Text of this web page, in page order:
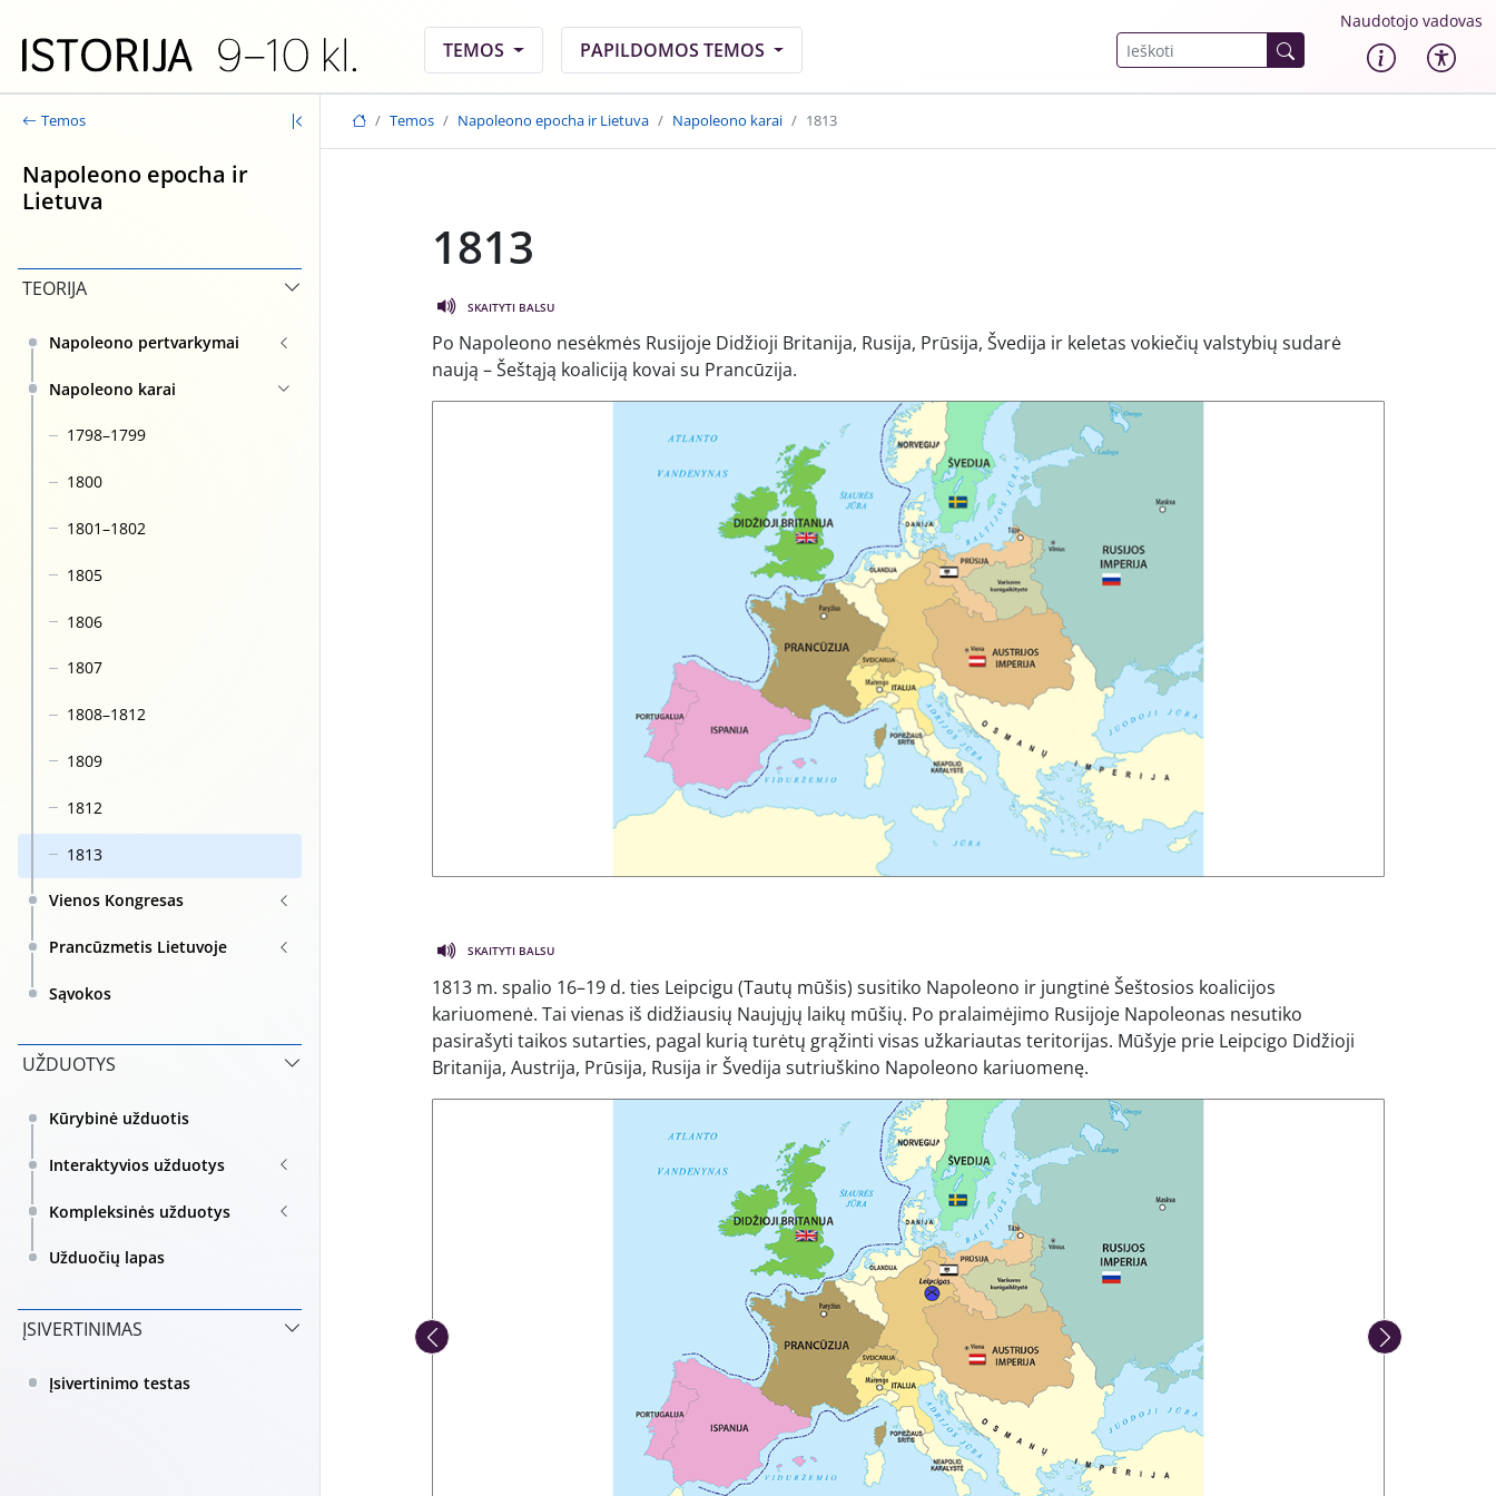
TEMOS
PAPILDOMOS TEMOS
Naudotojo vadovas
Temos
Napoleono epocha ir
Lietuva
TEORIJA
Napoleono pertvarkymai
Napoleono karai
1798–1799
1800
1801–1802
1805
1806
1807
1808–1812
1809
1812
1813
Vienos Kongresas
Prancūzmetis Lietuvoje
Sąvokos
UŽDUOTYS
Kūrybinė užduotis
Interaktyvios užduotys
Kompleksinės užduotys
Užduočių lapas
ĮSIVERTINIMAS
Įsivertinimo testas
Temos Napoleono epocha ir Lietuva Napoleono karai 1813
1813
SKAITYTI BALSU
Po Napoleono nesėkmės Rusijoje Didžioji Britanija, Rusija, Prūsija, Švedija ir keletas vokiečių valstybių sudarė
naują – Šeštąją koaliciją kovai su Prancūzija.
SKAITYTI BALSU
1813 m. spalio 16–19 d. ties Leipcigu (Tautų mūšis) susitiko Napoleono ir jungtinė Šeštosios koalicijos
kariuomenė. Tai vienas iš didžiausių Naujųjų laikų mūšių. Po pralaimėjimo Rusijoje Napoleonas nesutiko
pasirašyti taikos sutarties, pagal kurią turėtų grąžinti visas užkariautas teritorijas. Mūšyje prie Leipcigo Didžioji
Britanija, Austrija, Prūsija, Rusija ir Švedija sutriuškino Napoleono kariuomenę.
Kita nuotrauka